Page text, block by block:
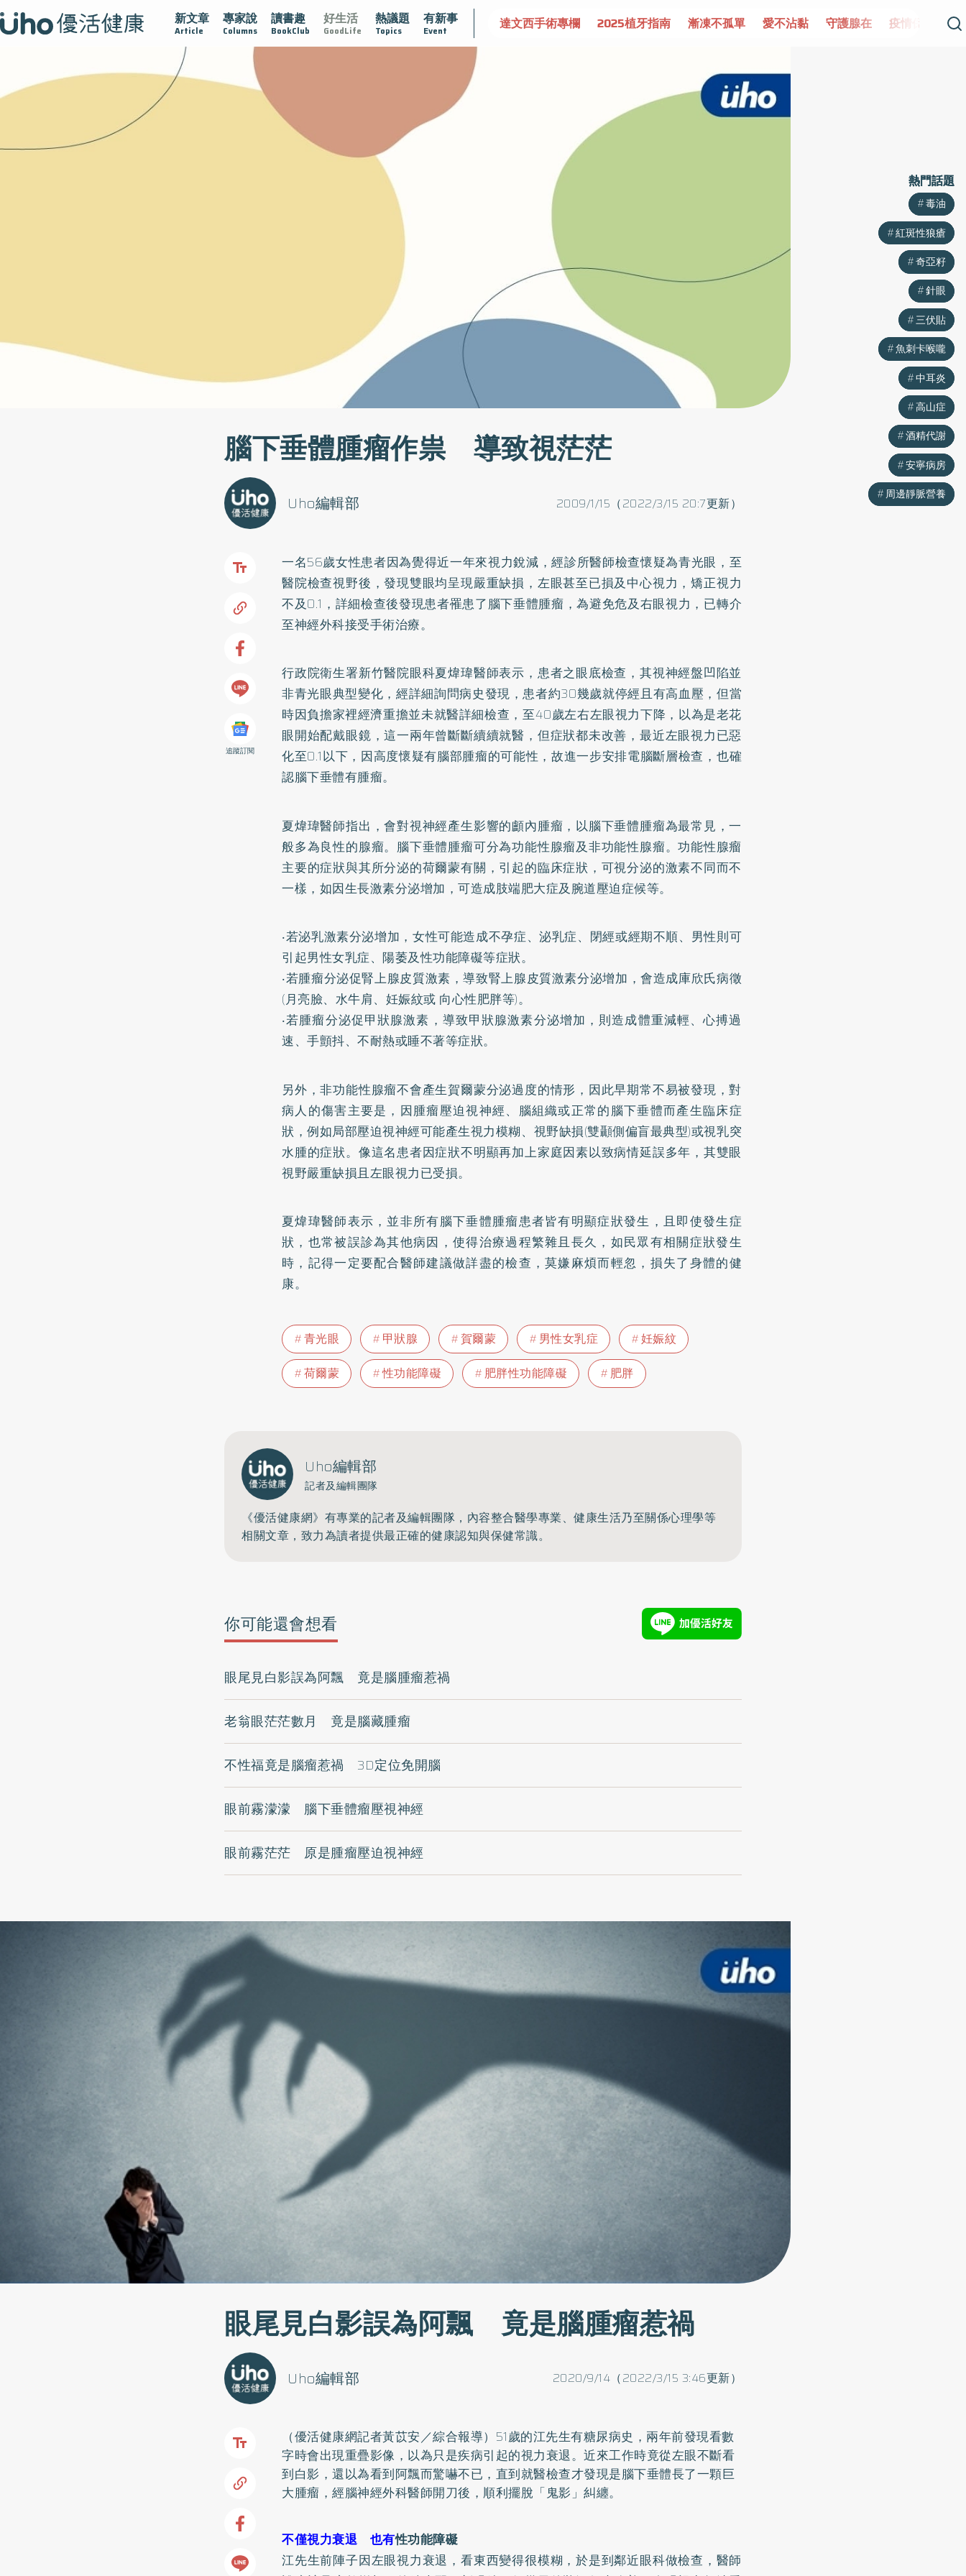
新文章
Article
專家說
Columns
讀書趣
BookClub
好生活
GoodLife
熱議題
Topics
有新事
Event
疫情保衛戰 再生醫學 愛的未來視 認識攝護腺肥大 守護骨骼健康 達文西手術專欄 2025植牙指南 漸凍不孤單 愛不沾黏 守護腺在 疫情保衛戰 再生醫學 愛
腦下垂體腫瘤作祟 導致視茫茫
2009/1/15（2022/3/15 20:7更新）
Uho編輯部
追蹤訂閱
一名56歲女性患者因為覺得近一年來視力銳減，經診所醫師檢查懷疑為青光眼，至
醫院檢查視野後，發現雙眼均呈現嚴重缺損，左眼甚至已損及中心視力，矯正視力
不及0.1，詳細檢查後發現患者罹患了腦下垂體腫瘤，為避免危及右眼視力，已轉介
至神經外科接受手術治療。
行政院衛生署新竹醫院眼科夏煒瑋醫師表示，患者之眼底檢查，其視神經盤凹陷並
非青光眼典型變化，經詳細詢問病史發現，患者約30幾歲就停經且有高血壓 ，但當
時因負擔家裡經濟重擔並未就醫詳細檢查，至40歲左右左眼視力下降，以為是老花
眼開始配戴眼鏡，這一兩年曾斷斷續續就醫，但症狀都未改善，最近左眼視力已惡
化至0.1以下，因高度懷疑有腦部腫瘤的可能性，故進一步安排電腦斷層檢查，也確
認腦下垂體有腫瘤。
夏煒瑋醫師指出，會對視神經產生影響的顱內腫瘤，以腦下垂體腫瘤為最常見，一
般多為良性的腺瘤。腦下垂體腫瘤可分為功能性腺瘤及非功能性腺瘤。功能性腺瘤
主要的症狀與其所分泌的荷爾蒙有關，引起的臨床症狀，可視分泌的激素不同而不
一樣，如因生長激素分泌增加，可造成肢端肥大症及腕道壓迫症候等。
‧若泌乳激素分泌增加，女性可能造成不孕症、泌乳症、閉經或經期不順、男性則可
引起男性女乳症、陽萎及性功能障礙等症狀。
‧若腫瘤分泌促腎上腺皮質激素，導致腎上腺皮質激素分泌增加，會造成庫欣氏病徵
(月亮臉、水牛肩、妊娠紋或 向心性肥胖等)。
‧若腫瘤分泌促甲狀腺激素，導致甲狀腺激素分泌增加，則造成體重減輕、心搏過
速、手顫抖、不耐熱或睡不著等症狀。
另外，非功能性腺瘤不會產生賀爾蒙分泌過度的情形，因此早期常不易被發現，對
病人的傷害主要是，因腫瘤壓迫視神經、腦組織或正常的腦下垂體而產生臨床症
狀，例如局部壓迫視神經可能產生視力模糊、視野缺損(雙顳側偏盲最典型)或視乳突
水腫的症狀。像這名患者因症狀不明顯再加上家庭因素以致病情延誤多年，其雙眼
視野嚴重缺損且左眼視力已受損。
夏煒瑋醫師表示，並非所有腦下垂體腫瘤患者皆有明顯症狀發生，且即使發生症
狀，也常被誤診為其他病因，使得治療過程繁雜且長久，如民眾有相關症狀發生
時，記得一定要配合醫師建議做詳盡的檢查，莫嫌麻煩而輕忽，損失了身體的健
康。
青光眼 甲狀腺 賀爾蒙 男性女乳症
妊娠紋
荷爾蒙
性功能障礙 肥胖性功能障礙 肥胖
Uho編輯部
記者及編輯團隊
《優活健康網》有專業的記者及編輯團隊，內容整合醫學專業、健康生活乃至關係心理學等
相關文章，致力為讀者提供最正確的健康認知與保健常識。
你可能還會想看
眼尾見白影誤為阿飄 竟是腦腫瘤惹禍
老翁眼茫茫數月 竟是腦藏腫瘤
不性福竟是腦瘤惹禍 3D定位免開腦
眼前霧濛濛 腦下垂體瘤壓視神經
眼前霧茫茫 原是腫瘤壓迫視神經
熱門話題
毒油
紅斑性狼瘡
奇亞籽
針眼
三伏貼
魚刺卡喉嚨
中耳炎
高山症
酒精代謝
安寧病房
周邊靜脈營養
眼尾見白影誤為阿飄 竟是腦腫瘤惹禍
2020/9/14（2022/3/15 3:46更新）
Uho編輯部
（優活健康網記者黃苡安／綜合報導）51歲的江先生有糖尿病史，兩年前發現看數
字時會出現重疊影像，以為只是疾病引起的視力衰退。近來工作時竟從左眼不斷看
到白影，還以為看到阿飄而驚嚇不已，直到就醫檢查才發現是腦下垂體長了一顆巨
大腫瘤，經腦神經外科醫師開刀後，順利擺脫「鬼影」糾纏。
不僅視力衰退 也有性功能障礙
江先生前陣子因左眼視力衰退，看東西變得很模糊，於是到鄰近眼科做檢查，醫師
熱門話題
毒油
紅斑性狼瘡
奇亞籽
針眼
三伏貼
魚刺卡喉嚨
中耳炎
高山症
酒精代謝
安寧病房
周邊靜脈營養